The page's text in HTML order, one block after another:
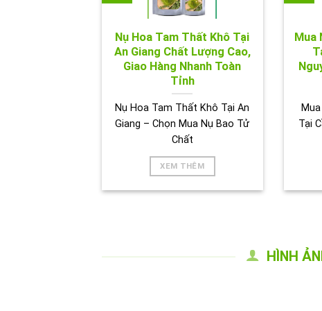
Nụ Hoa Tam Thất Khô Tại
An Giang Chất Lượng Cao,
Giao Hàng Nhanh Toàn
Tỉnh
Nụ Hoa Tam Thất Khô Tại An
Giang – Chọn Mua Nụ Bao Tử
Chất
XEM THÊM
Mua
Tại
HÌNH